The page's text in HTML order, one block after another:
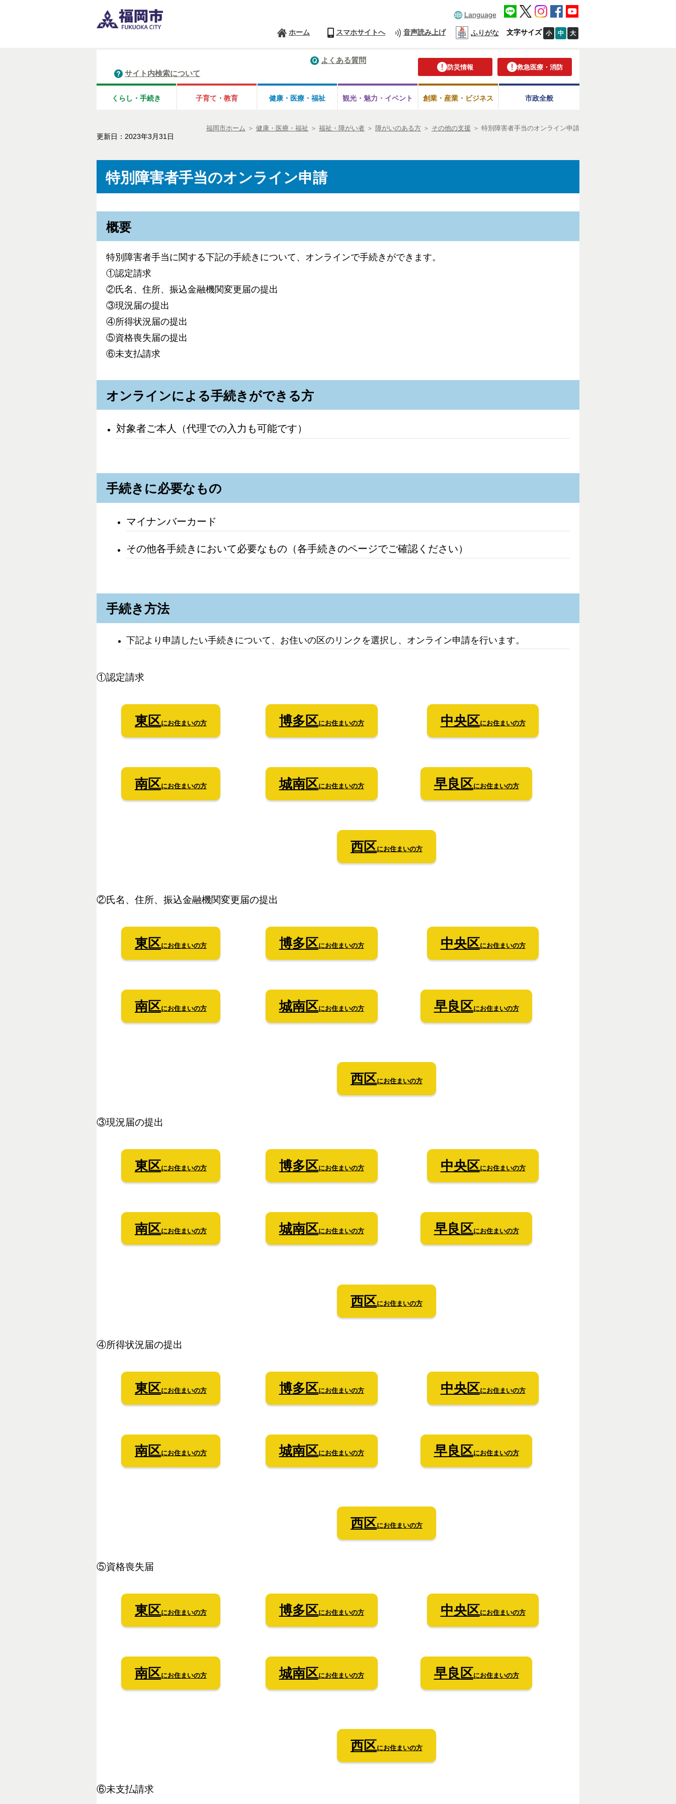
Language
ホーム スマホサイトへ 音声読み上げ ふりがな 文字サイズ 小 中 大
防災情報 救急医療・消防
よくある質問
サイト内検索について
くらし・手続き 子育て・教育 健康・医療・ 福祉 観光・魅力・ イベント 創業・産業・ビジネス 市政全般
福岡市ホーム ＞ 健康・医療・福祉 ＞ 福祉・障がい者 ＞ 障がいのある方 ＞ その他の支援 ＞ 特別障害者手当のオンライン申請
更新日：2023年3月31日
特別障害者手当のオンライン申請
概要
特別障害者手当に関する下記の手続きについて、オンラインで手続きができます。
①認定請求
②氏名、住所、振込金融機関変更届の提出
③現況届の提出
④所得状況届の提出
⑤資格喪失届の提出
⑥未支払請求
オンラインによる手続きができる方
対象者ご本人（代理での入力も可能です）
手続きに必要なもの
マイナンバーカード
その他各手続きにおいて必要なもの（各手続きのページでご確認ください）
手続き方法
下記より申請したい手続きについて、お住いの区のリンクを選択し、オンライン申請を行います。
①認定請求
東区にお住まいの方 博多区にお住まいの方 中央区にお住まいの方
南区にお住まいの方 城南区にお住まいの方 早良区にお住まいの方
西区にお住まいの方
②氏名、住所、振込金融機関変更届の提出
東区にお住まいの方 博多区にお住まいの方 中央区にお住まいの方
南区にお住まいの方 城南区にお住まいの方 早良区にお住まいの方
西区 にお住まいの方
③現況届の提出
東区 にお住まいの方 博多区 にお住まいの方 中央区 にお住まいの方
南区にお住まいの方 城南区にお住まいの方 早良区にお住まいの方
西区にお住まいの方
④所得状況届の提出
東区にお住まいの方 博多区にお住まいの方 中央区にお住まいの方
南区にお住まいの方 城南区にお住まいの方 早良区にお住まいの方
西区にお住まいの方
⑤資格喪失届
東区にお住まいの方 博多区にお住まいの方 中央区にお住まいの方
南区にお住まいの方 城南区にお住まいの方 早良区にお住まいの方
西区にお住まいの方
⑥未支払請求